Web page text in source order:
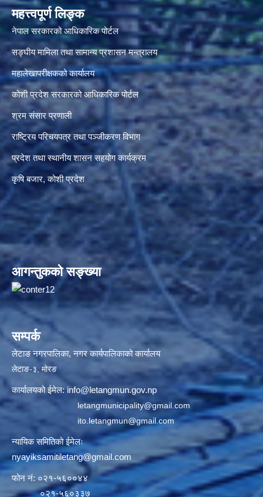
महत्त्वपूर्ण लिङ्क
नेपाल सरकारको आधिकारिक पोर्टल
सङ्‍घीय मामिला तथा सामान्य प्रशासन मन्त्रालय
महालेखापरीक्षकको कार्यालय
कोशी प्रदेश सरकारको आधिकारिक पोर्टल
श्रम संसार प्रणाली
राष्ट्रिय परिचयपत्र तथा पञ्जीकरण विभाग
प्रदेश तथा स्थानीय शासन सहयोग कार्यक्रम
कृषि बजार, कोशी प्रदेश
आगन्तुकको सङ्ख्या
सम्पर्क
लेटाङ नगरपालिका, नगर कार्यपालिकाको कार्यालय
लेटाङ-३, मोरङ
कार्यालयको ईमेल:info@letangmun.gov.np
letangmunicipality@gmail.com
ito.letangmun@gmail.com
न्यायिक समितिको ईमेलः
nyayiksamitiletang@gmail.com
फोन नं: ०२१-५६००४४
०२१-५६०३३७